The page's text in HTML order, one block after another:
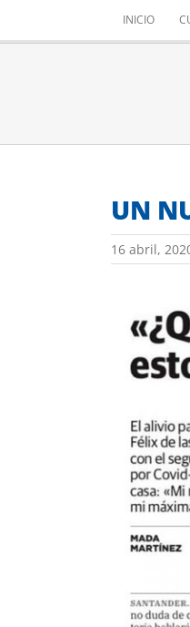
INICIO
UN
16 abril,
imagen
más
grande